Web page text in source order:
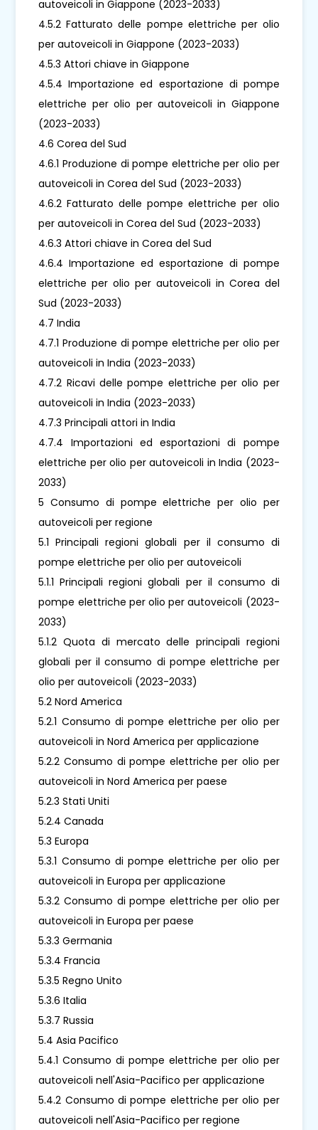
autoveicoli in Giappone (2023-2033)
4.5.2 Fatturato delle pompe elettriche per olio
per autoveicoli in Giappone (2023-2033)
4.5.3 Attori chiave in Giappone
4.5.4 Importazione ed esportazione di pompe
elettriche per olio per autoveicoli in Giappone
(2023-2033)
4.6 Corea del Sud
4.6.1 Produzione di pompe elettriche per olio per
autoveicoli in Corea del Sud (2023-2033)
4.6.2 Fatturato delle pompe elettriche per olio
per autoveicoli in Corea del Sud (2023-2033)
4.6.3 Attori chiave in Corea del Sud
4.6.4 Importazione ed esportazione di pompe
elettriche per olio per autoveicoli in Corea del
Sud (2023-2033)
4.7 India
4.7.1 Produzione di pompe elettriche per olio per
autoveicoli in India (2023-2033)
4.7.2 Ricavi delle pompe elettriche per olio per
autoveicoli in India (2023-2033)
4.7.3 Principali attori in India
4.7.4 Importazioni ed esportazioni di pompe
elettriche per olio per autoveicoli in India (2023-
2033)
5 Consumo di pompe elettriche per olio per
autoveicoli per regione
5.1 Principali regioni globali per il consumo di
pompe elettriche per olio per autoveicoli
5.1.1 Principali regioni globali per il consumo di
pompe elettriche per olio per autoveicoli (2023-
2033)
5.1.2 Quota di mercato delle principali regioni
globali per il consumo di pompe elettriche per
olio per autoveicoli (2023-2033)
5.2 Nord America
5.2.1 Consumo di pompe elettriche per olio per
autoveicoli in Nord America per applicazione
5.2.2 Consumo di pompe elettriche per olio per
autoveicoli in Nord America per paese
5.2.3 Stati Uniti
5.2.4 Canada
5.3 Europa
5.3.1 Consumo di pompe elettriche per olio per
autoveicoli in Europa per applicazione
5.3.2 Consumo di pompe elettriche per olio per
autoveicoli in Europa per paese
5.3.3 Germania
5.3.4 Francia
5.3.5 Regno Unito
5.3.6 Italia
5.3.7 Russia
5.4 Asia Pacifico
5.4.1 Consumo di pompe elettriche per olio per
autoveicoli nell'Asia-Pacifico per applicazione
5.4.2 Consumo di pompe elettriche per olio per
autoveicoli nell'Asia-Pacifico per regione